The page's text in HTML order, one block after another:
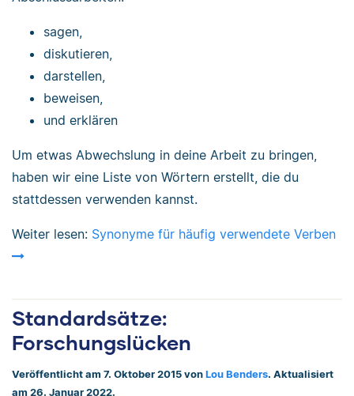
sagen,
diskutieren,
darstellen,
beweisen,
und erklären
Um etwas Abwechslung in deine Arbeit zu bringen,
haben wir eine Liste von Wörtern erstellt, die du
stattdessen verwenden kannst.
Weiter lesen: Synonyme für häufig verwendete Verben
Standardsätze:
Forschungslücken
Veröffentlicht am 7. Oktober 2015 von Lou Benders. Aktualisiert
am 26. Januar 2022.